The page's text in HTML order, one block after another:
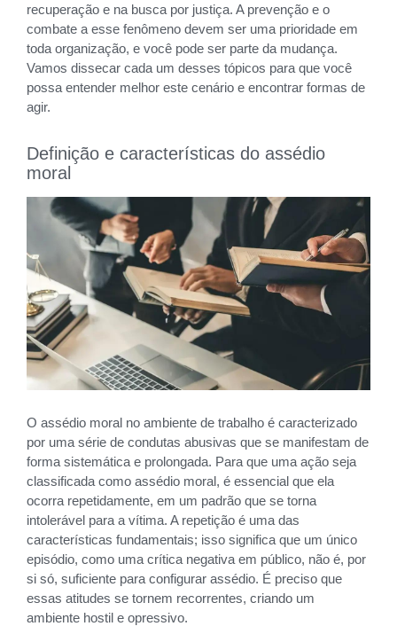
recuperação e na busca por justiça. A prevenção e o
combate a esse fenômeno devem ser uma prioridade em
toda organização, e você pode ser parte da mudança.
Vamos dissecar cada um desses tópicos para que você
possa entender melhor este cenário e encontrar formas de
agir.
Definição e características do assédio
moral
O assédio moral no ambiente de trabalho é caracterizado
por uma série de condutas abusivas que se manifestam de
forma sistemática e prolongada. Para que uma ação seja
classificada como assédio moral, é essencial que ela
ocorra repetidamente, em um padrão que se torna
intolerável para a vítima. A repetição é uma das
características fundamentais; isso significa que um único
episódio, como uma crítica negativa em público, não é, por
si só, suficiente para configurar assédio. É preciso que
essas atitudes se tornem recorrentes, criando um
ambiente hostil e opressivo.